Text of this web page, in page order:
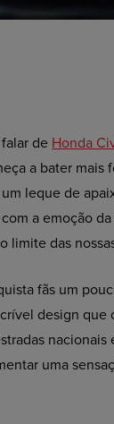
de Honda
a bater mais
leque de
a emoção
limite das
fãs um
design que
nacionais
uma